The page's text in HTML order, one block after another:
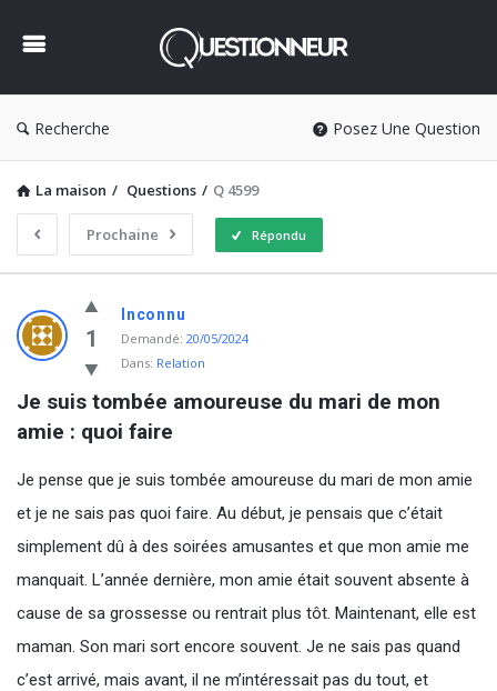
Recherche Posez Une Question
La maison / Questions / Q 4599
Prochaine Répondu
Questionneur
Dernière
Questions
1
Inconnu
Demandé: 20/05/2024
Dans: Relation
Je suis tombée amoureuse du mari de mon
amie : quoi faire
Je pense que je suis tombée amoureuse du mari de mon amie
et je ne sais pas quoi faire. Au début, je pensais que c’était
simplement dû à des soirées amusantes et que mon amie me
manquait. L’année dernière, mon amie était souvent absente à
cause de sa grossesse ou rentrait plus tôt. Maintenant, elle est
maman. Son mari sort encore souvent. Je ne sais pas quand
c’est arrivé, mais avant, il ne m’intéressait pas du tout, et